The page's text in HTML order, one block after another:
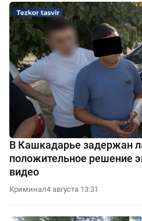
В Кашкадарье задержан
положительное решение
видео
Криминал4 августа 13:31